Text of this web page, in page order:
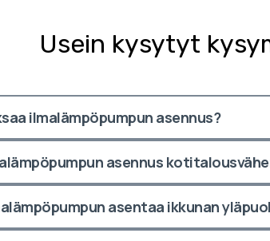
Usein kysytyt
ilmalämpöpumpun asennus?
asennus
asentaa ikkunan